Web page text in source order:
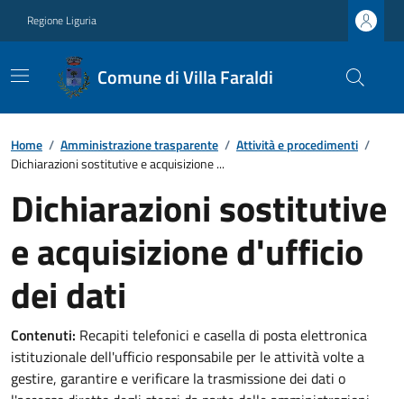
Regione Liguria
Comune di Villa Faraldi
Home / Amministrazione trasparente / Attività e procedimenti /
Dichiarazioni sostitutive e acquisizione ...
Dichiarazioni sostitutive
e acquisizione d'ufficio
dei dati
Contenuti: Recapiti telefonici e casella di posta elettronica
istituzionale dell'ufficio responsabile per le attività volte a
gestire, garantire e verificare la trasmissione dei dati o